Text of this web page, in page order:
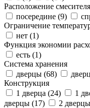
Расположение смесителя
посередине (9)
Ограничение
нет (1)
Функция экономии
есть (1)
Система хранения
дверцы (68)
Конструкция
1 дверца (24) 1
дверцы (17) 2